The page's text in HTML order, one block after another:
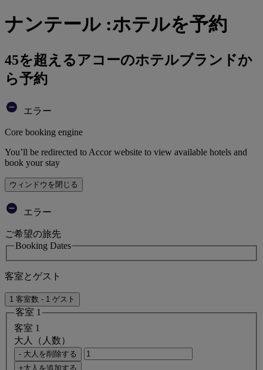
ナンテール :ホテルを予約
45を超えるアコーのホテルブランドか
ら予約
エラー
Core booking engine
You’ll be redirected to Accor website to view available hotels and
book your stay
ウィンドウを閉じる
エラー
ご希望の旅先
Booking Dates
客室とゲスト
1 客室数 - 1 ゲスト
客室 1
客室 1
大人（人数）
- 大人を削除する
+大人を追加する